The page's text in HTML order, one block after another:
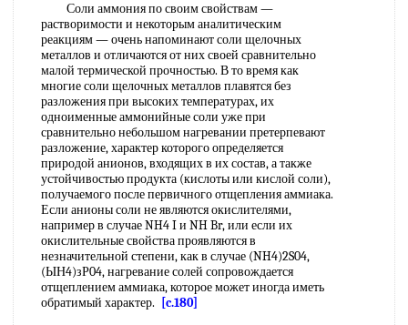
Соли аммония по своим свойствам —
растворимости и некоторым аналитическим
реакциям — очень напоминают соли щелочных
металлов и отличаются от них своей сравнительно
малой термической прочностью. В то время как
многие соли щелочных металлов плавятся без
разложения при высоких температурах, их
одноименные аммонийные соли уже при
сравнительно небольшом нагревании претерпевают
разложение, характер которого определяется
природой анионов, входящих в их состав, а также
устойчивостью продукта (кислоты или кислой соли),
получаемого после первичного отщепления аммиака.
Если анионы соли не являются окислителями,
например в случае NH4 I и NH Br, или если их
окислительные свойства проявляются в
незначительной степени, как в случае (NH4)2S04,
(ЫН4)зР04, нагревание солей сопровождается
отщеплением аммиака, которое может иногда иметь
обратимый характер.
[c.180]